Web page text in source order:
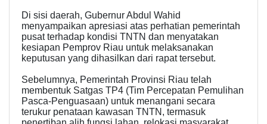
Di sisi daerah, Gubernur Abdul Wahid
menyampaikan apresiasi atas perhatian pemerintah
pusat terhadap kondisi TNTN dan menyatakan
kesiapan Pemprov Riau untuk melaksanakan
keputusan yang dihasilkan dari rapat tersebut.
Sebelumnya, Pemerintah Provinsi Riau telah
membentuk Satgas TP4 (Tim Percepatan Pemulihan
Pasca-Penguasaan) untuk menangani secara
terukur penataan kawasan TNTN, termasuk